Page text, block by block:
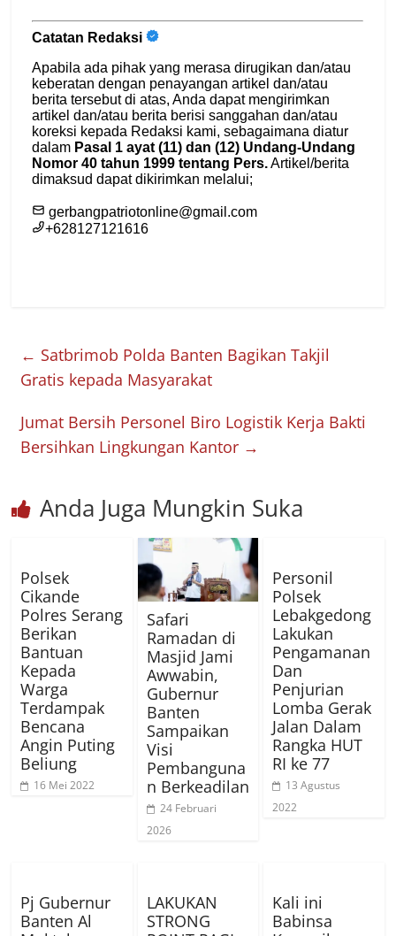
← Satbrimob Polda Banten Bagikan Takjil
Gratis kepada Masyarakat
Jumat Bersih Personel Biro Logistik Kerja Bakti
Bersihkan Lingkungan Kantor →
Anda Juga Mungkin Suka
Polsek
Cikande
Polres Serang
Berikan
Bantuan
Kepada
Warga
Terdampak
Bencana
Angin Puting
Beliung
16 Mei 2022
Safari
Ramadan di
Masjid Jami
Awwabin,
Gubernur
Banten
Sampaikan
Visi
Pembanguna
n Berkeadilan
24 Februari
2026
Personil
Polsek
Lebakgedong
Lakukan
Pengamanan
Dan
Penjurian
Lomba Gerak
Jalan Dalam
Rangka HUT
RI ke 77
13 Agustus
2022
Pj Gubernur
Banten Al
LAKUKAN
STRONG
Kali ini
Babinsa